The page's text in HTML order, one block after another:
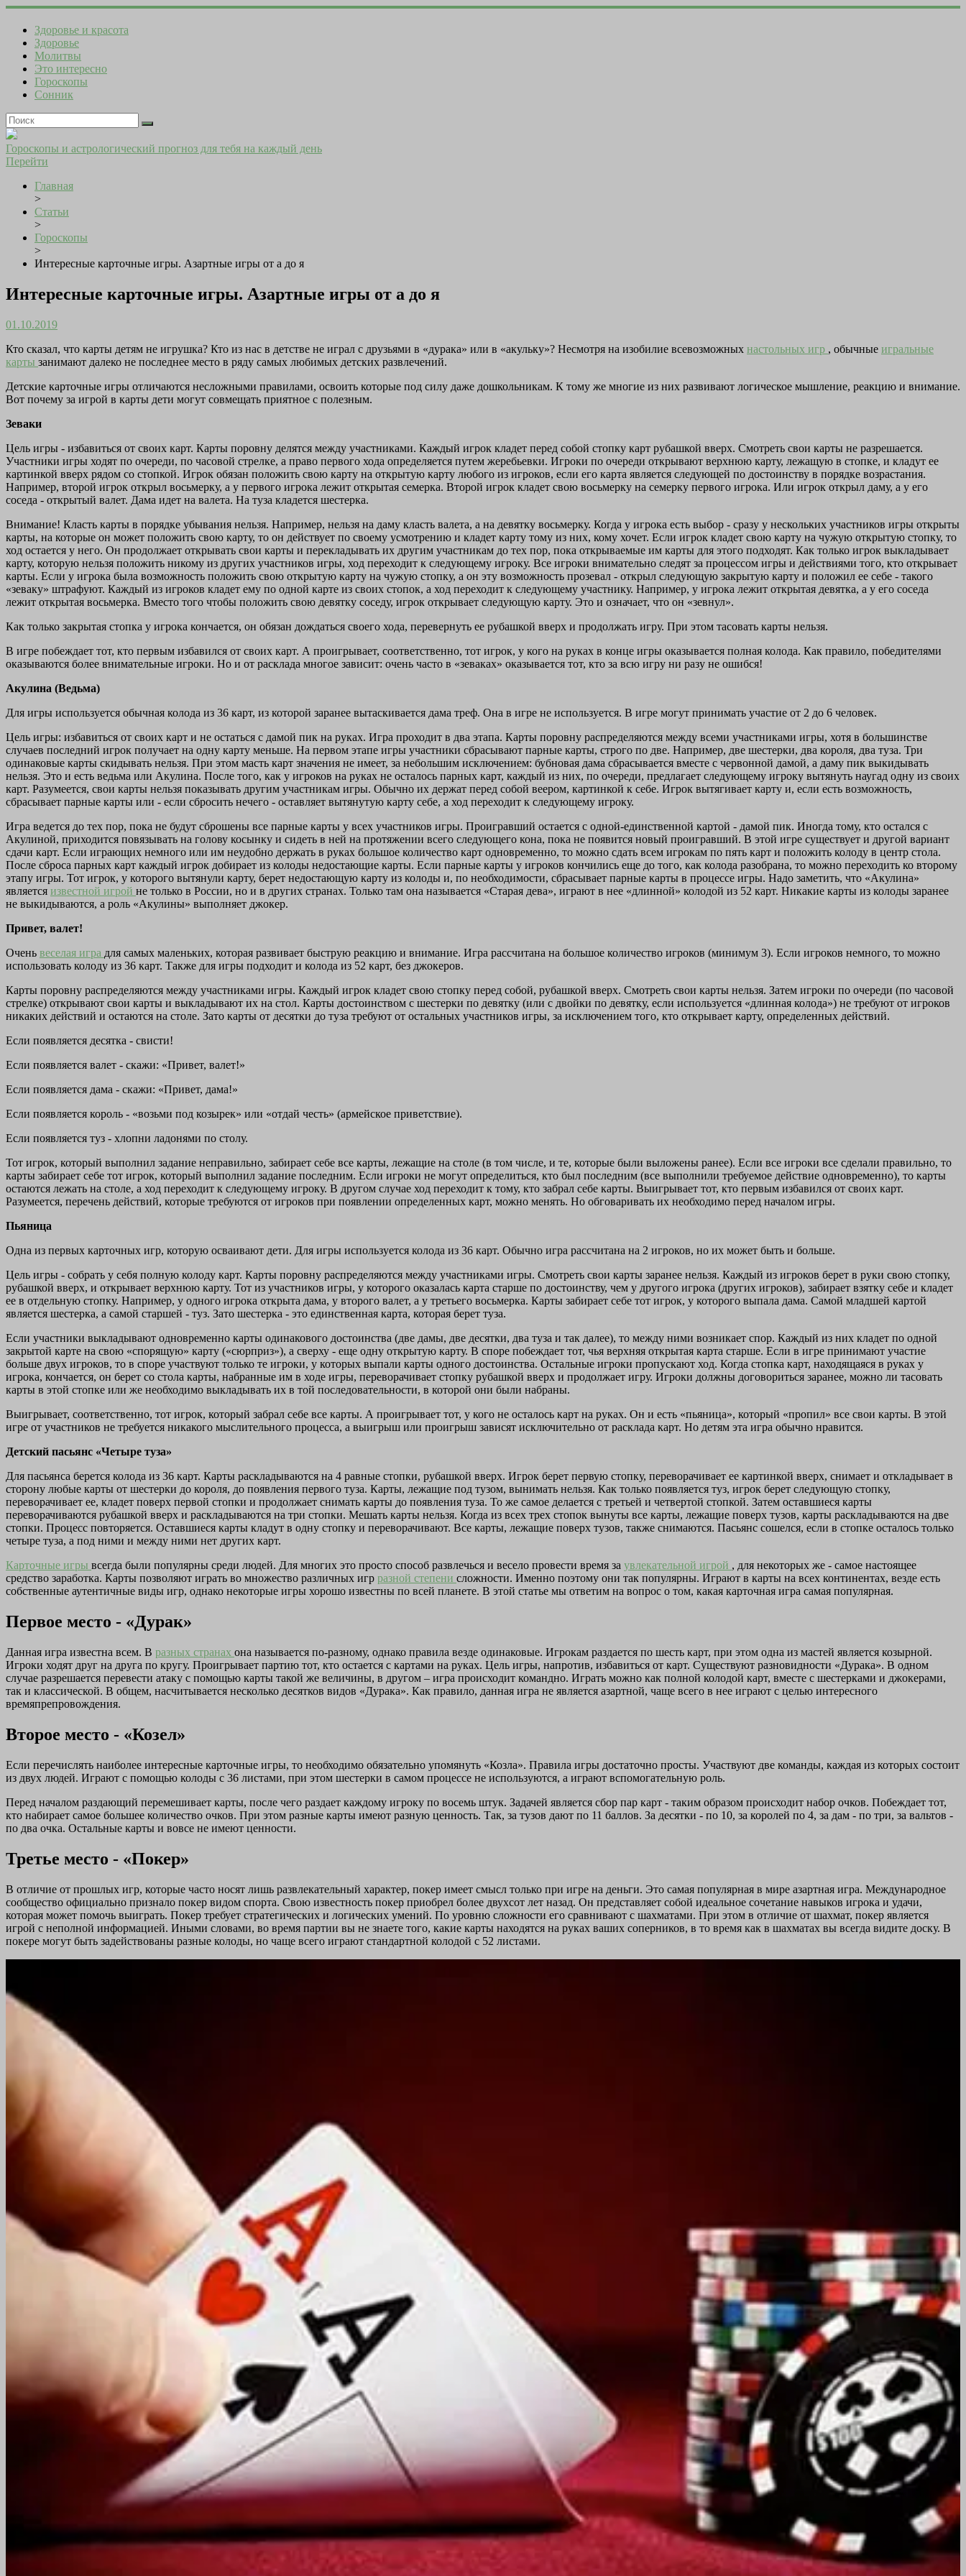
Здоровье и красота
Здоровье
Молитвы
Это интересно
Гороскопы
Сонник
Гороскопы и астрологический прогноз для тебя на каждый день
Перейти
Главная
>
Статьи
>
Гороскопы
>
Интересные карточные игры. Азартные игры от а до я
Интересные карточные игры. Азартные игры от а до я
01.10.2019
Кто сказал, что карты детям не игрушка? Кто из нас в детстве не играл с друзьями в «дурака» или в «акульку»? Несмотря на изобилие всевозможных настольных игр , обычные игральные
карты занимают далеко не последнее место в ряду самых любимых детских развлечений.
Детские карточные игры отличаются несложными правилами, освоить которые под силу даже дошкольникам. К тому же многие из них развивают логическое мышление, реакцию и внимание.
Вот почему за игрой в карты дети могут совмещать приятное с полезным.
Зеваки
Цель игры - избавиться от своих карт. Карты поровну делятся между участниками. Каждый игрок кладет перед собой стопку карт рубашкой вверх. Смотреть свои карты не разрешается.
Участники игры ходят по очереди, по часовой стрелке, а право первого хода определяется путем жеребьевки. Игроки по очереди открывают верхнюю карту, лежащую в стопке, и кладут ее
картинкой вверх рядом со стопкой. Игрок обязан положить свою карту на открытую карту любого из игроков, если его карта является следующей по достоинству в порядке возрастания.
Например, второй игрок открыл восьмерку, а у первого игрока лежит открытая семерка. Второй игрок кладет свою восьмерку на семерку первого игрока. Или игрок открыл даму, а у его
соседа - открытый валет. Дама идет на валета. На туза кладется шестерка.
Внимание! Класть карты в порядке убывания нельзя. Например, нельзя на даму класть валета, а на девятку восьмерку. Когда у игрока есть выбор - сразу у нескольких участников игры открыты
карты, на которые он может положить свою карту, то он действует по своему усмотрению и кладет карту тому из них, кому хочет. Если игрок кладет свою карту на чужую открытую стопку, то
ход остается у него. Он продолжает открывать свои карты и перекладывать их другим участникам до тех пор, пока открываемые им карты для этого подходят. Как только игрок выкладывает
карту, которую нельзя положить никому из других участников игры, ход переходит к следующему игроку. Все игроки внимательно следят за процессом игры и действиями того, кто открывает
карты. Если у игрока была возможность положить свою открытую карту на чужую стопку, а он эту возможность прозевал - открыл следующую закрытую карту и положил ее себе - такого
«зеваку» штрафуют. Каждый из игроков кладет ему по одной карте из своих стопок, а ход переходит к следующему участнику. Например, у игрока лежит открытая девятка, а у его соседа
лежит открытая восьмерка. Вместо того чтобы положить свою девятку соседу, игрок открывает следующую карту. Это и означает, что он «зевнул».
Как только закрытая стопка у игрока кончается, он обязан дождаться своего хода, перевернуть ее рубашкой вверх и продолжать игру. При этом тасовать карты нельзя.
В игре побеждает тот, кто первым избавился от своих карт. А проигрывает, соответственно, тот игрок, у кого на руках в конце игры оказывается полная колода. Как правило, победителями
оказываются более внимательные игроки. Но и от расклада многое зависит: очень часто в «зеваках» оказывается тот, кто за всю игру ни разу не ошибся!
Акулина (Ведьма)
Для игры используется обычная колода из 36 карт, из которой заранее вытаскивается дама треф. Она в игре не используется. В игре могут принимать участие от 2 до 6 человек.
Цель игры: избавиться от своих карт и не остаться с дамой пик на руках. Игра проходит в два этапа. Карты поровну распределяются между всеми участниками игры, хотя в большинстве
случаев последний игрок получает на одну карту меньше. На первом этапе игры участники сбрасывают парные карты, строго по две. Например, две шестерки, два короля, два туза. Три
одинаковые карты скидывать нельзя. При этом масть карт значения не имеет, за небольшим исключением: бубновая дама сбрасывается вместе с червонной дамой, а даму пик выкидывать
нельзя. Это и есть ведьма или Акулина. После того, как у игроков на руках не осталось парных карт, каждый из них, по очереди, предлагает следующему игроку вытянуть наугад одну из своих
карт. Разумеется, свои карты нельзя показывать другим участникам игры. Обычно их держат перед собой веером, картинкой к себе. Игрок вытягивает карту и, если есть возможность,
сбрасывает парные карты или - если сбросить нечего - оставляет вытянутую карту себе, а ход переходит к следующему игроку.
Игра ведется до тех пор, пока не будут сброшены все парные карты у всех участников игры. Проигравший остается с одной-единственной картой - дамой пик. Иногда тому, кто остался с
Акулиной, приходится повязывать на голову косынку и сидеть в ней на протяжении всего следующего кона, пока не появится новый проигравший. В этой игре существует и другой вариант
сдачи карт. Если играющих немного или им неудобно держать в руках большое количество карт одновременно, то можно сдать всем игрокам по пять карт и положить колоду в центр стола.
После сброса парных карт каждый игрок добирает из колоды недостающие карты. Если парные карты у игроков кончились еще до того, как колода разобрана, то можно переходить ко второму
этапу игры. Тот игрок, у которого вытянули карту, берет недостающую карту из колоды и, по необходимости, сбрасывает парные карты в процессе игры. Надо заметить, что «Акулина»
является известной игрой не только в России, но и в других странах. Только там она называется «Старая дева», играют в нее «длинной» колодой из 52 карт. Никакие карты из колоды заранее
не выкидываются, а роль «Акулины» выполняет джокер.
Привет, валет!
Очень веселая игра для самых маленьких, которая развивает быструю реакцию и внимание. Игра рассчитана на большое количество игроков (минимум 3). Если игроков немного, то можно
использовать колоду из 36 карт. Также для игры подходит и колода из 52 карт, без джокеров.
Карты поровну распределяются между участниками игры. Каждый игрок кладет свою стопку перед собой, рубашкой вверх. Смотреть свои карты нельзя. Затем игроки по очереди (по часовой
стрелке) открывают свои карты и выкладывают их на стол. Карты достоинством с шестерки по девятку (или с двойки по девятку, если используется «длинная колода») не требуют от игроков
никаких действий и остаются на столе. Зато карты от десятки до туза требуют от остальных участников игры, за исключением того, кто открывает карту, определенных действий.
Если появляется десятка - свисти!
Если появляется валет - скажи: «Привет, валет!»
Если появляется дама - скажи: «Привет, дама!»
Если появляется король - «возьми под козырек» или «отдай честь» (армейское приветствие).
Если появляется туз - хлопни ладонями по столу.
Тот игрок, который выполнил задание неправильно, забирает себе все карты, лежащие на столе (в том числе, и те, которые были выложены ранее). Если все игроки все сделали правильно, то
карты забирает себе тот игрок, который выполнил задание последним. Если игроки не могут определиться, кто был последним (все выполнили требуемое действие одновременно), то карты
остаются лежать на столе, а ход переходит к следующему игроку. В другом случае ход переходит к тому, кто забрал себе карты. Выигрывает тот, кто первым избавился от своих карт.
Разумеется, перечень действий, которые требуются от игроков при появлении определенных карт, можно менять. Но обговаривать их необходимо перед началом игры.
Пьяница
Одна из первых карточных игр, которую осваивают дети. Для игры используется колода из 36 карт. Обычно игра рассчитана на 2 игроков, но их может быть и больше.
Цель игры - собрать у себя полную колоду карт. Карты поровну распределяются между участниками игры. Смотреть свои карты заранее нельзя. Каждый из игроков берет в руки свою стопку,
рубашкой вверх, и открывает верхнюю карту. Тот из участников игры, у которого оказалась карта старше по достоинству, чем у другого игрока (других игроков), забирает взятку себе и кладет
ее в отдельную стопку. Например, у одного игрока открыта дама, у второго валет, а у третьего восьмерка. Карты забирает себе тот игрок, у которого выпала дама. Самой младшей картой
является шестерка, а самой старшей - туз. Зато шестерка - это единственная карта, которая берет туза.
Если участники выкладывают одновременно карты одинакового достоинства (две дамы, две десятки, два туза и так далее), то между ними возникает спор. Каждый из них кладет по одной
закрытой карте на свою «спорящую» карту («сюрприз»), а сверху - еще одну открытую карту. В споре побеждает тот, чья верхняя открытая карта старше. Если в игре принимают участие
больше двух игроков, то в споре участвуют только те игроки, у которых выпали карты одного достоинства. Остальные игроки пропускают ход. Когда стопка карт, находящаяся в руках у
игрока, кончается, он берет со стола карты, набранные им в ходе игры, переворачивает стопку рубашкой вверх и продолжает игру. Игроки должны договориться заранее, можно ли тасовать
карты в этой стопке или же необходимо выкладывать их в той последовательности, в которой они были набраны.
Выигрывает, соответственно, тот игрок, который забрал себе все карты. А проигрывает тот, у кого не осталось карт на руках. Он и есть «пьяница», который «пропил» все свои карты. В этой
игре от участников не требуется никакого мыслительного процесса, а выигрыш или проигрыш зависят исключительно от расклада карт. Но детям эта игра обычно нравится.
Детский пасьянс «Четыре туза»
Для пасьянса берется колода из 36 карт. Карты раскладываются на 4 равные стопки, рубашкой вверх. Игрок берет первую стопку, переворачивает ее картинкой вверх, снимает и откладывает в
сторону любые карты от шестерки до короля, до появления первого туза. Карты, лежащие под тузом, вынимать нельзя. Как только появляется туз, игрок берет следующую стопку,
переворачивает ее, кладет поверх первой стопки и продолжает снимать карты до появления туза. То же самое делается с третьей и четвертой стопкой. Затем оставшиеся карты
переворачиваются рубашкой вверх и раскладываются на три стопки. Мешать карты нельзя. Когда из всех трех стопок вынуты все карты, лежащие поверх тузов, карты раскладываются на две
стопки. Процесс повторяется. Оставшиеся карты кладут в одну стопку и переворачивают. Все карты, лежащие поверх тузов, также снимаются. Пасьянс сошелся, если в стопке осталось только
четыре туза, а под ними и между ними нет других карт.
Карточные игры всегда были популярны среди людей. Для многих это просто способ развлечься и весело провести время за увлекательной игрой , для некоторых же - самое настоящее
средство заработка. Карты позволяют играть во множество различных игр разной степени сложности. Именно поэтому они так популярны. Играют в карты на всех континентах, везде есть
собственные аутентичные виды игр, однако некоторые игры хорошо известны по всей планете. В этой статье мы ответим на вопрос о том, какая карточная игра самая популярная.
Первое место - «Дурак»
Данная игра известна всем. В разных странах она называется по-разному, однако правила везде одинаковые. Игрокам раздается по шесть карт, при этом одна из мастей является козырной.
Игроки ходят друг на друга по кругу. Проигрывает партию тот, кто остается с картами на руках. Цель игры, напротив, избавиться от карт. Существуют разновидности «Дурака». В одном
случае разрешается перевести атаку с помощью карты такой же величины, в другом – игра происходит командно. Играть можно как полной колодой карт, вместе с шестерками и джокерами,
так и классической. В общем, насчитывается несколько десятков видов «Дурака». Как правило, данная игра не является азартной, чаще всего в нее играют с целью интересного
времяпрепровождения.
Второе место - «Козел»
Если перечислять наиболее интересные карточные игры, то необходимо обязательно упомянуть «Козла». Правила игры достаточно просты. Участвуют две команды, каждая из которых состоит
из двух людей. Играют с помощью колоды с 36 листами, при этом шестерки в самом процессе не используются, а играют вспомогательную роль.
Перед началом раздающий перемешивает карты, после чего раздает каждому игроку по восемь штук. Задачей является сбор пар карт - таким образом происходит набор очков. Побеждает тот,
кто набирает самое большее количество очков. При этом разные карты имеют разную ценность. Так, за тузов дают по 11 баллов. За десятки - по 10, за королей по 4, за дам - по три, за вальтов -
по два очка. Остальные карты и вовсе не имеют ценности.
Третье место - «Покер»
В отличие от прошлых игр, которые часто носят лишь развлекательный характер, покер имеет смысл только при игре на деньги. Это самая популярная в мире азартная игра. Международное
сообщество официально признало покер видом спорта. Свою известность покер приобрел более двухсот лет назад. Он представляет собой идеальное сочетание навыков игрока и удачи,
которая может помочь выиграть. Покер требует стратегических и логических умений. По уровню сложности его сравнивают с шахматами. При этом в отличие от шахмат, покер является
игрой с неполной информацией. Иными словами, во время партии вы не знаете того, какие карты находятся на руках ваших соперников, в то время как в шахматах вы всегда видите доску. В
покере могут быть задействованы разные колоды, но чаще всего играют стандартной колодой с 52 листами.